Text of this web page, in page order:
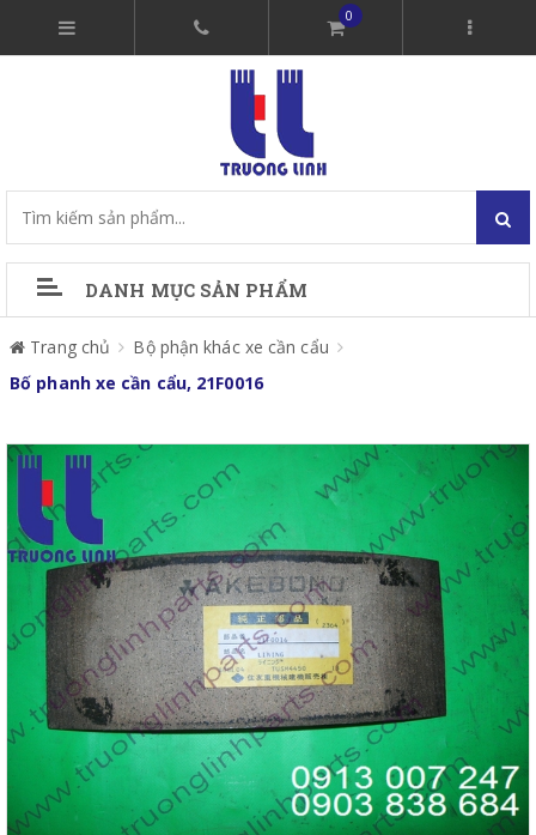
0
DANH MỤC SẢN PHẨM
Trang chủ
Bộ phận khác xe cần cẩu
Bố phanh xe cần cẩu, 21F0016